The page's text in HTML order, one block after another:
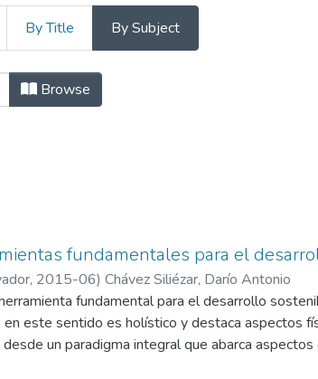
By Title By Subject
N° 2 by Subject
Browse
fundamentales para el
2015-06) Chávez Siliézar, Darío Antonio
fundamental para el desarrollo
en este sentido es holístico y destaca aspectos
un paradigma integral que abarca
de la enfermedad. El desarrollo se logra